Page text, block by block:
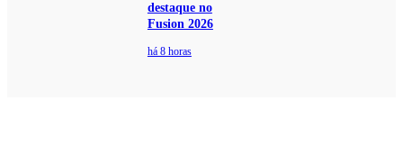
destaque no
Fusion 2026
há 8 horas